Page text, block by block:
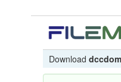
Download